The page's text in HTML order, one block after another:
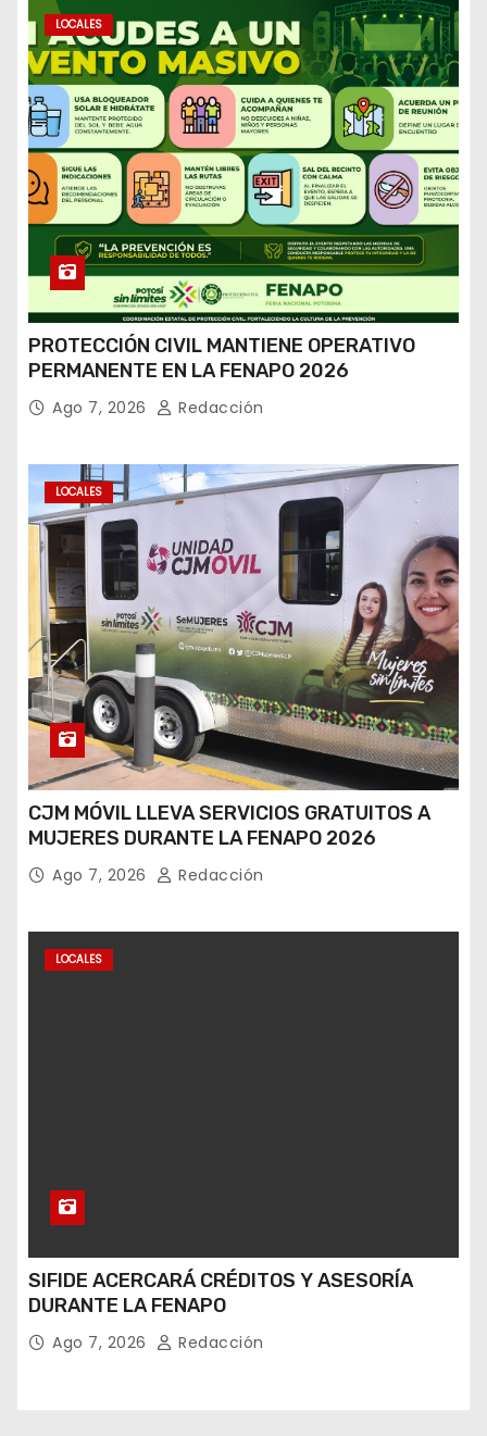
LOCALES
PROTECCIÓN CIVIL MANTIENE OPERATIVO
PERMANENTE EN LA FENAPO 2026
Ago 7, 2026 Redacción
LOCALES
CJM MÓVIL LLEVA SERVICIOS GRATUITOS A
MUJERES DURANTE LA FENAPO 2026
Ago 7, 2026 Redacción
LOCALES
SIFIDE ACERCARÁ CRÉDITOS Y ASESORÍA
DURANTE LA FENAPO
Ago 7, 2026 Redacción